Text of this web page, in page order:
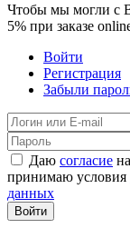
Чтобы мы могли с
5% при заказе
Войти
Регистрация
Забыли
Даю согласие
принимаю условия
данных
Войти